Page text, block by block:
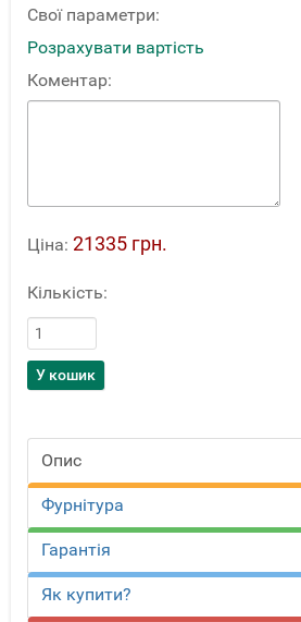
Свої параметри:
Розрахувати вартість
Коментар:
Ціна: 21335 грн.
Кількість:
Опис
Фурнітура
Гарантія
Як купити?